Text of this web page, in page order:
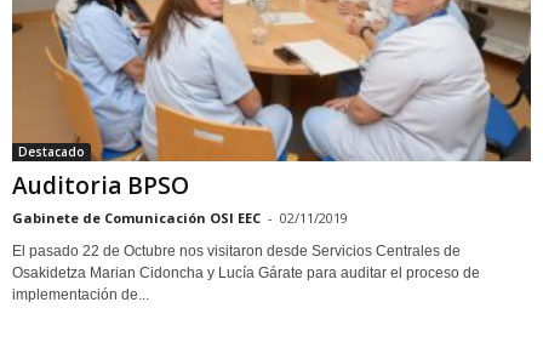
Destacado
Auditoria BPSO
Gabinete de Comunicación OSI EEC - 02/11/2019
El pasado 22 de Octubre nos visitaron desde Servicios Centrales de
Osakidetza Marian Cidoncha y Lucía Gárate para auditar el proceso de
implementación de...